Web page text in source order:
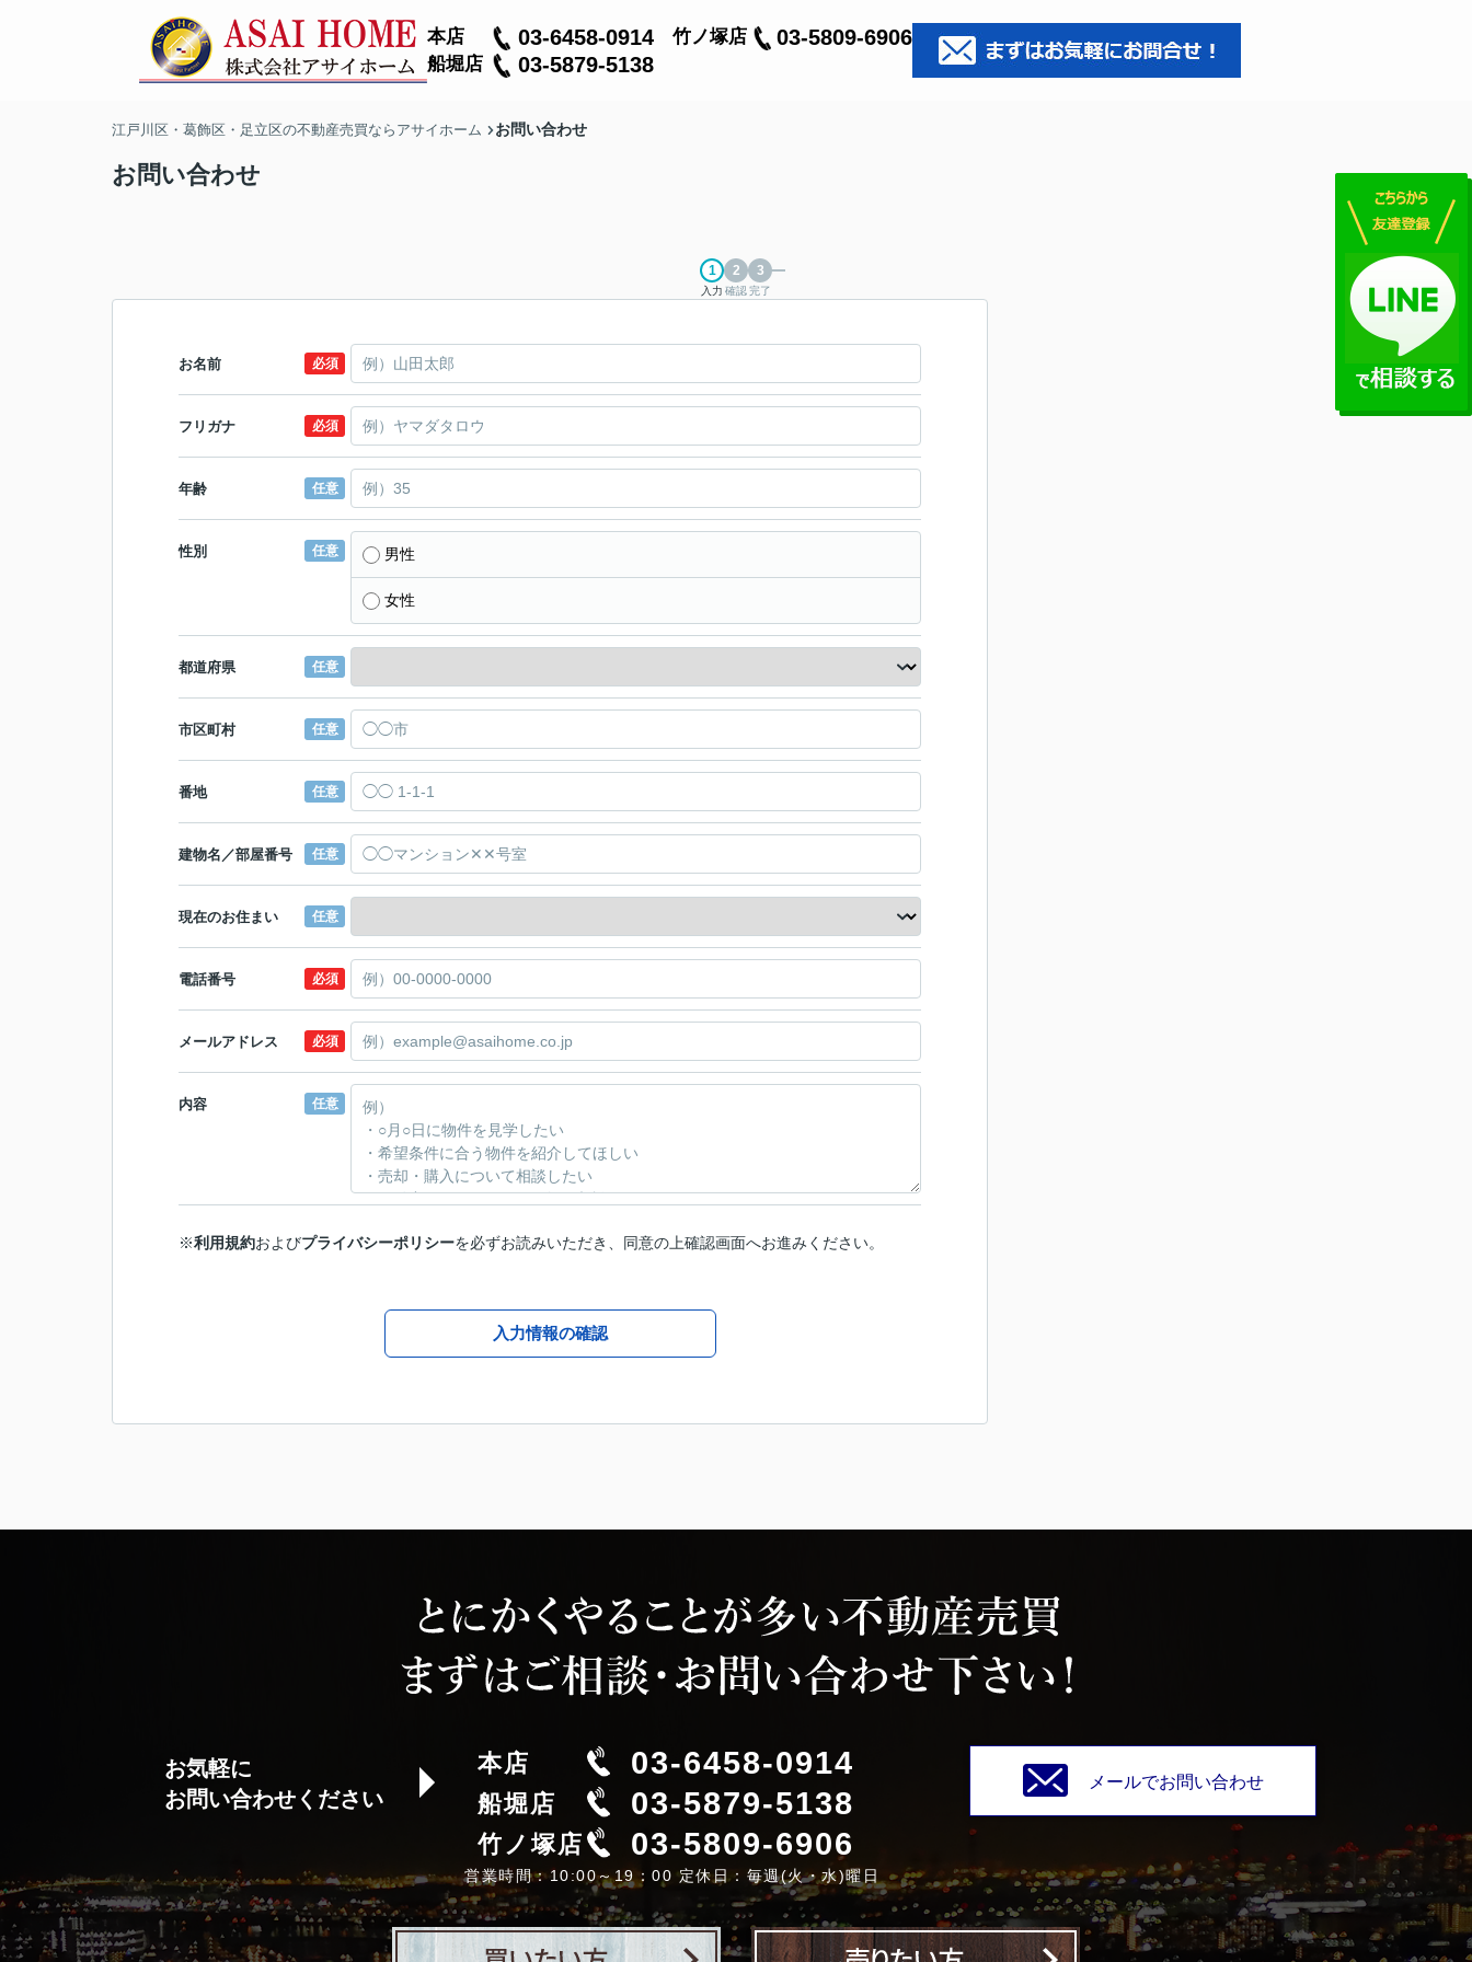
本店 03-6458-0914 竹ノ塚店 03-5809-6906
船堀店 03-5879-5138
江戸川区・葛飾区・足立区の不動産売買ならアサイホーム お問い合わせ
お問い合わせ
入力 確認完了
お名前 必須
フリガナ 必須
年齢 任意
性別 任意 男性
女性
都道府県 任意
市区町村 任意
番地 任意
建物名／部屋番号 任意
現在のお住まい 任意
電話番号 必須
メールアドレス 必須
内容 任意
※利用規約およびプライバシーポリシーを必ずお読みいただき、同意の上確認画面へお進みください。
入力情報の確認
お気軽に
お問い合わせください
本店 03-6458-0914
船堀店 03-5879-5138
竹ノ塚店 03-5809-6906
営業時間：10:00～19：00 定休日：毎週(火・水)曜日
メールでお問い合わせ